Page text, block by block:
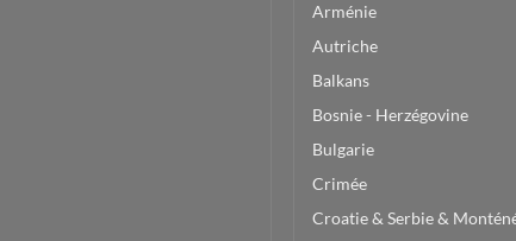
Arménie
Autriche
Balkans
Bosnie - Herzégovine
Bulgarie
Crimée
Croatie & Serbie &